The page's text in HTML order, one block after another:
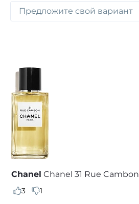
Chanel Chanel 31 Rue Cambon
3 1